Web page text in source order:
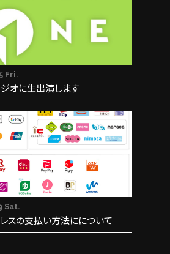
Fri.
オに生出演します
Sat.
スの支払い方法にについて